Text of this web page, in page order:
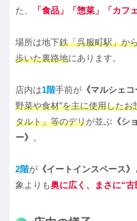
た、
「食品」「惣菜」「カフェ
場所は地下鉄「呉服町駅」か
歩いた裏路地にあります。
店内は1階手前が 《マルシェコ
野菜や食材”を主に使用したお
タルト」等のデリが並ぶ 《シ
ー》 。
2階が 《イートインスペース》
象よりも奥に広く 、 まさに“